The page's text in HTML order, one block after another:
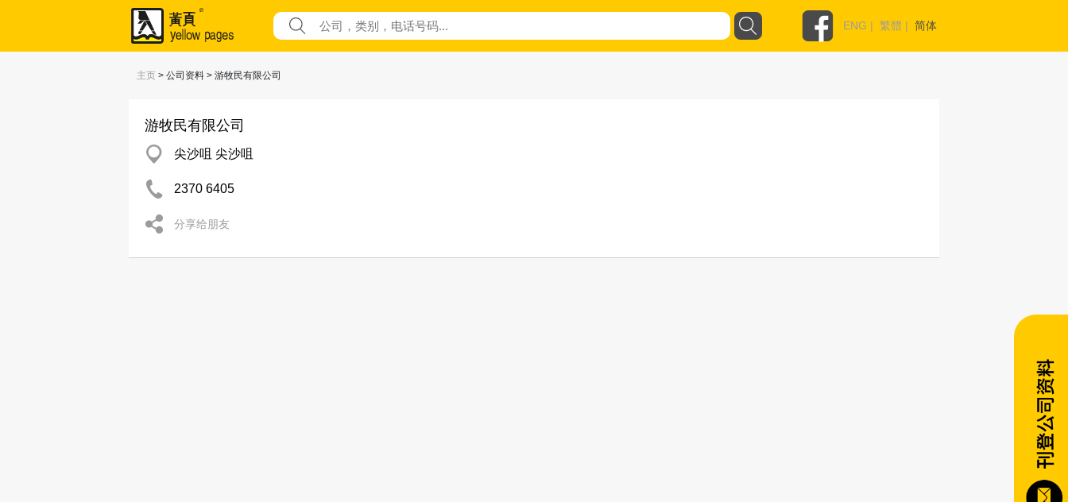
ENG | 繁體 | 简体
主页 > 公司资料 > 游牧民有限公司
游牧民有限公司
尖沙咀 尖沙咀
2370 6405
分享给朋友